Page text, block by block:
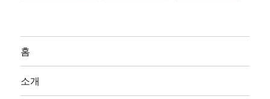
홈
소개